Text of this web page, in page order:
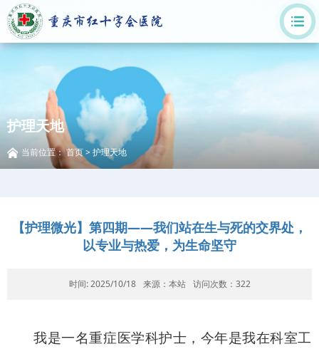
护理天地
当前位置：首页>护理天地
【护理微光】第四期——我们站在生与死的交界处，
以专业与热爱，为生命坚守
时间: 2025/10/18 来源：本站 访问次数： 322
我是一名重症医学科护士，今年是我在科室工